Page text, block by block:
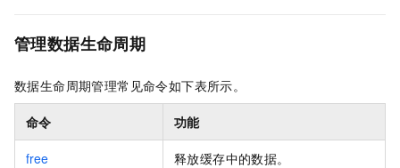
管理数据生命周期
数据生命周期管理常见命令如下表所示。
命令 功能
free 释放缓存中的数据。